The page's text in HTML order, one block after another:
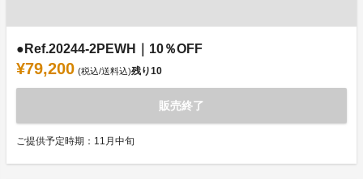
●Ref.20244-2PEWH｜10％OFF
¥79,200 (税込/送料込)残り10
販売終了
ご提供予定時期：11月中旬